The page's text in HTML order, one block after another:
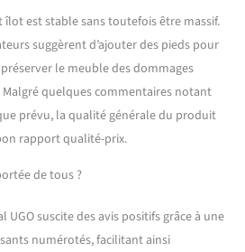
îlot est stable sans toutefois être massif.
suggèrent d’ajouter des pieds pour
le meuble des dommages
Malgré quelques commentaires notant
prévu, la qualité générale du produit
rapport qualité-prix.
de tous ?
UGO suscite des avis positifs grâce à une
numérotés, facilitant ainsi